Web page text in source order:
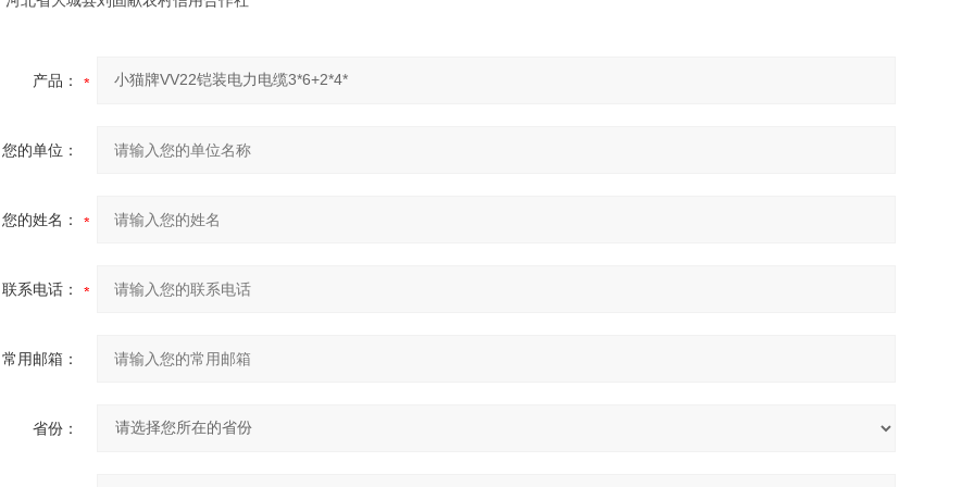
产品：
您的单位：
您的姓名：
联系电话：
常用邮箱：
省份：